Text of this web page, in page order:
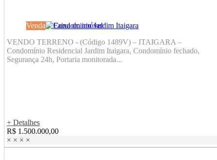
Venda
VENDO TERRENO - (Código 1489V) – ITAIGARA –
Condomínio Residencial Jardim Itaigara, Condomínio fechado,
Segurança 24h, Portaria monitorada...
+ Detalhes
R$ 1.500.000,00
× × × ×